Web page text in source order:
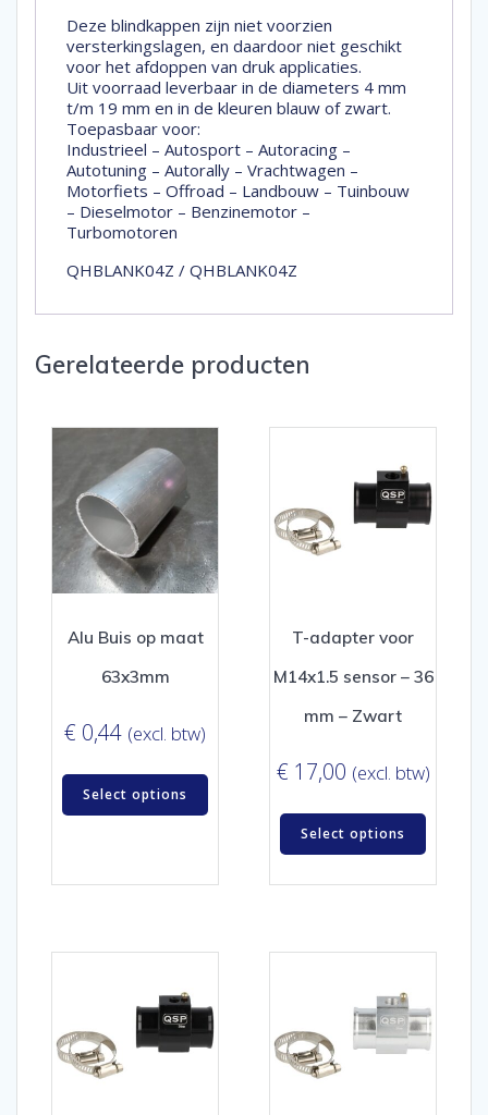
Deze blindkappen zijn niet voorzien
versterkingslagen, en daardoor niet geschikt
voor het afdoppen van druk applicaties.
Uit voorraad leverbaar in de diameters 4 mm
t/m 19 mm en in de kleuren blauw of zwart.
Toepasbaar voor:
Industrieel – Autosport – Autoracing –
Autotuning – Autorally – Vrachtwagen –
Motorfiets – Offroad – Landbouw – Tuinbouw
– Dieselmotor – Benzinemotor –
Turbomotoren
QHBLANK04Z / QHBLANK04Z
Gerelateerde producten
Alu Buis op maat
63x3mm
€ 0,44 (excl. btw)
Select options
T-adapter voor
M14x1.5 sensor – 36
mm – Zwart
€ 17,00 (excl. btw)
Select options